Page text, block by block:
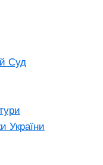
Суд
України